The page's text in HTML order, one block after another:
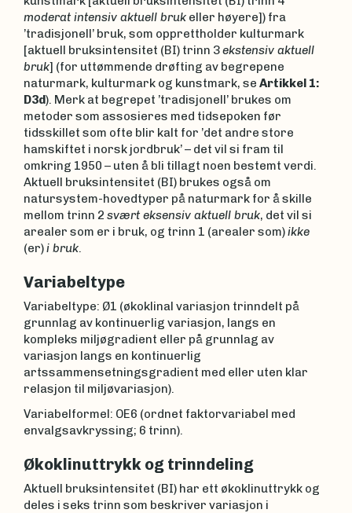
moderat intensiv aktuell bruk eller høyere]) fra
’tradisjonell’ bruk, som opprettholder kulturmark
[aktuell bruksintensitet (BI) trinn 3ekstensiv aktuell
bruk] (for uttømmende drøfting av begrepene
naturmark, kulturmark og kunstmark, se Artikkel 1:
D3d). Merk at begrepet ’tradisjonell’ brukes om
metoder som assosieres med tidsepoken før
tidsskillet som ofte blir kalt for ’det andre store
hamskiftet i norsk jordbruk’ – det vil si fram til
omkring 1950 – uten å bli tillagt noen bestemt verdi.
Aktuell bruksintensitet (BI) brukes også om
natursystem-hovedtyper på naturmark for å skille
mellom trinn 2 svært eksensiv aktuell bruk, det vil si
arealer som er i bruk, og trinn 1 (arealer som)ikke
(er)i bruk
Variabeltype
Variabeltype: Ø1 (økoklinal variasjon trinndelt på
grunnlag av kontinuerlig variasjon, langs en
kompleks miljøgradient eller på grunnlag av
variasjon langs en kontinuerlig
artssammensetningsgradient med eller uten klar
relasjon til miljøvariasjon).
Variabelformel: OE6 (ordnet faktorvariabel med
envalgsavkryssing; 6 trinn).
Økoklinuttrykk og trinndeling
Aktuell bruksintensitet (BI) har ett økoklinuttrykk og
deles i seks trinn som beskriver variasjon i